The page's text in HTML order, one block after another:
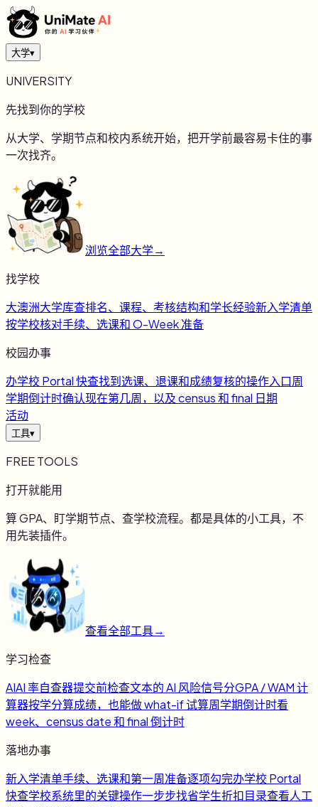
大学▾
UNIVERSITY
先找到你的学校
从大学、学期节点和校内系统开始，把开学前最容易卡住的事
一次找齐。
浏览全部大学→
找学校
大澳洲大学库查排名、课程、考核结构和学长经验新入学清单
按学校核对手续、选课和 O-Week 准备
校园办事
办学校 Portal 快查找到选课、退课和成绩复核的操作入口周
学期倒计时确认现在第几周，以及 census 和 final 日期
活动
工具▾
FREE TOOLS
打开就能用
算 GPA、盯学期节点、查学校流程。都是具体的小工具，不
用先装插件。
查看全部工具→
学习检查
AIAI 率自查器提交前检查文本的 AI 风险信号分GPA / WAM 计
算器按学分算成绩，也能做 what-if 试算周学期倒计时看
week、census date 和 final 倒计时
落地办事
新入学清单手续、选课和第一周准备逐项勾完办学校 Portal
快查学校系统里的关键操作一步步找省学生折扣目录查看人工